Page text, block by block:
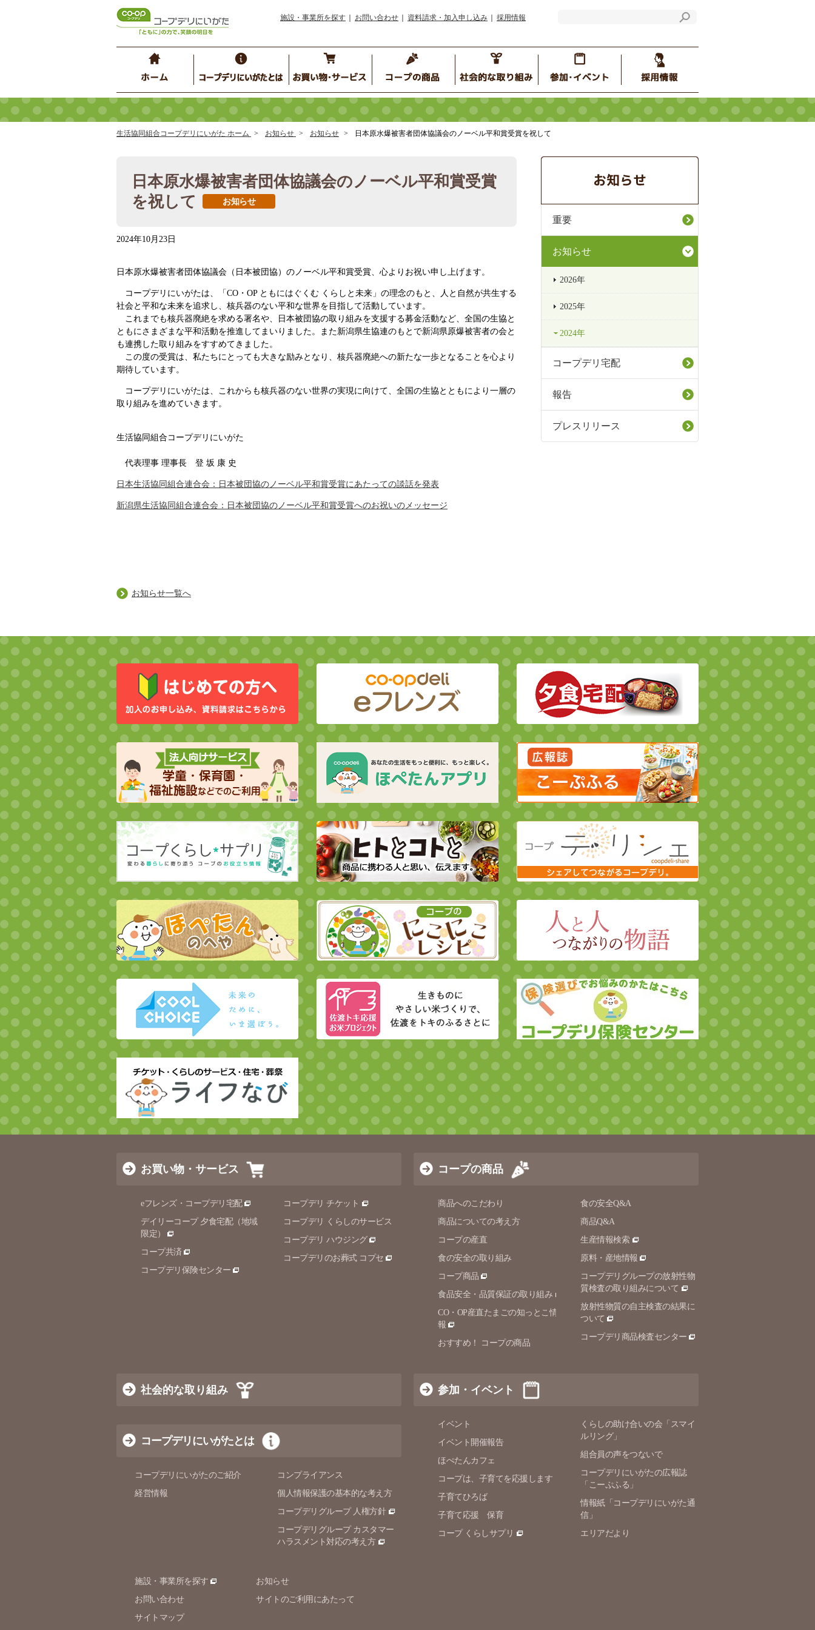
施設・事業所を探す お問い合わせ 資料請求・加入申し込み 採用情報
生活協同組合コープデリにいがた ホーム お知らせ お知らせ 日本原水爆被害者団体協議会のノーベル平和賞受賞を祝して
日本原水爆被害者団体協議会のノーベル平和賞受賞
を祝して
お知らせ
2024年10月23日
日本原水爆被害者団体協議会（日本被団協）のノーベル平和賞受賞、心よりお祝い申し上げます。
コープデリにいがたは、「CO・OP ともにはぐくむ くらしと未来」の理念のもと、人と自然が共生する
社会と平和な未来を追求し、核兵器のない平和な世界を目指して活動しています。
これまでも核兵器廃絶を求める署名や、日本被団協の取り組みを支援する募金活動など、全国の生協と
ともにさまざまな平和活動を推進してまいりました。また新潟県生協連のもとで新潟県原爆被害者の会と
も連携した取り組みをすすめてきました。
この度の受賞は、私たちにとっても大きな励みとなり、核兵器廃絶への新たな一歩となることを心より
期待しています。
コープデリにいがたは、これからも核兵器のない世界の実現に向けて、全国の生協とともにより一層の
取り組みを進めていきます。
生活協同組合コープデリにいがた
代表理事 理事長 登 坂 康 史
日本生活協同組合連合会：日本被団協のノーベル平和賞受賞にあたっての談話を発表
新潟県生活協同組合連合会：日本被団協のノーベル平和賞受賞へのお祝いのメッセージ
お知らせ一覧へ
重要
お知らせ
2026年
2025年
2024年
コープデリ宅配
報告
プレスリリース
お買い物・サービス
eフレンズ・コープデリ宅配
デイリーコープ 夕食宅配（地域
限定）
コープ共済
コープデリ保険センター
コープデリ チケット
コープデリ くらしのサービス
コープデリ ハウジング
コープデリのお葬式 コプセ
コープの商品
商品へのこだわり
商品についての考え方
コープの産直
食の安全の取り組み
コープ商品
食品安全・品質保証の取り組み
CO・OP産直たまごの知っとこ情
報
おすすめ！ コープの商品
食の安全Q&A
商品Q&A
生産情報検索
原料・産地情報
コープデリグループの放射性物
質検査の取り組みについて
放射性物質の自主検査の結果に
ついて
コープデリ商品検査センター
社会的な取り組み
コープデリにいがたとは
コープデリにいがたのご紹介
経営情報
コンプライアンス
個人情報保護の基本的な考え方
コープデリグループ 人権方針
コープデリグループ カスタマー
ハラスメント対応の考え方
参加・イベント
イベント
イベント開催報告
ほぺたんカフェ
コープは、子育てを応援します
子育てひろば
子育て応援 保育
コープ くらしサプリ
くらしの助け合いの会「スマイ
ルリング」
組合員の声をつないで
コープデリにいがたの広報誌
「こーぷふる」
情報紙「コープデリにいがた通
信」
エリアだより
施設・事業所を探す
お問い合わせ
サイトマップ
お知らせ
サイトのご利用にあたって